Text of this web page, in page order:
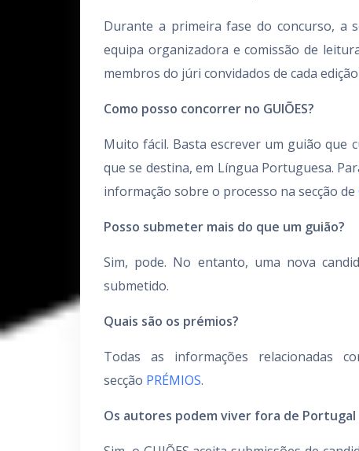
Durante a primeira fase do concurso, a
equipa organizadora e comissão de
membros do júri convidados de cada
Como posso concorrer no GUIÕES?
Muito fácil. Basta escrever um guião que
que se destina, em Língua Portuguesa.
informação sobre o processo na secção de
Posso submeter mais do que um guião?
Sim, pode. No entanto, uma nova
submetido.
Quais são os prémios?
Todas as informações relacionadas
secção PRÉMIOS.
Os autores podem viver fora de Portugal